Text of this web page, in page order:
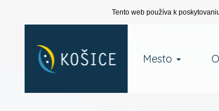
Tento web používa k
Mesto